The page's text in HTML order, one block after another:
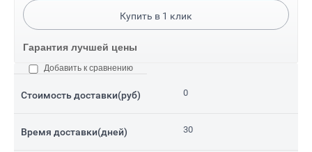
Купить в 1 клик
Гарантия лучшей цены
Стоимость доставки(руб) 0
Время доставки(дней) 30
Добавить к сравнению